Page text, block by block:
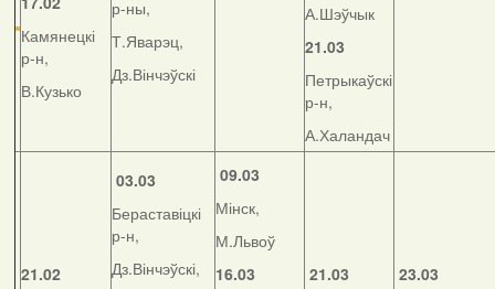
Камянецкі
р-н,
В.Кузько
р-ны,
Т.Яварэц,
Дз.Вінчэўскі
А.Шэўчык
21.03
Петрыкаўскі
р-н,
А.Халандач
21.02
03.03
Бераставіцкі
р-н,
Дз.Вінчэўскі,
09.03
Мінск,
М.Львоў
16.03
21.03
23.03